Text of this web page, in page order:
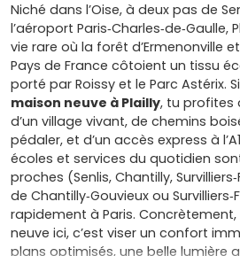
Niché dans l’Oise, à deux pas de
l’aéroport
vie rare où la forêt d’Ermenonville
Pays de France côtoient un tissu
porté par Roissy et le Parc Astérix.
maison neuve à Plailly, tu profites
d’un village vivant, de chemins
pédaler, et d’un accès express à
écoles et services du quotidien
proches (Senlis, Chantilly,
de Chantilly‑Gouvieux ou
rapidement à Paris.
neuve ici, c’est viser un confort
plans optimisés, une belle lumière